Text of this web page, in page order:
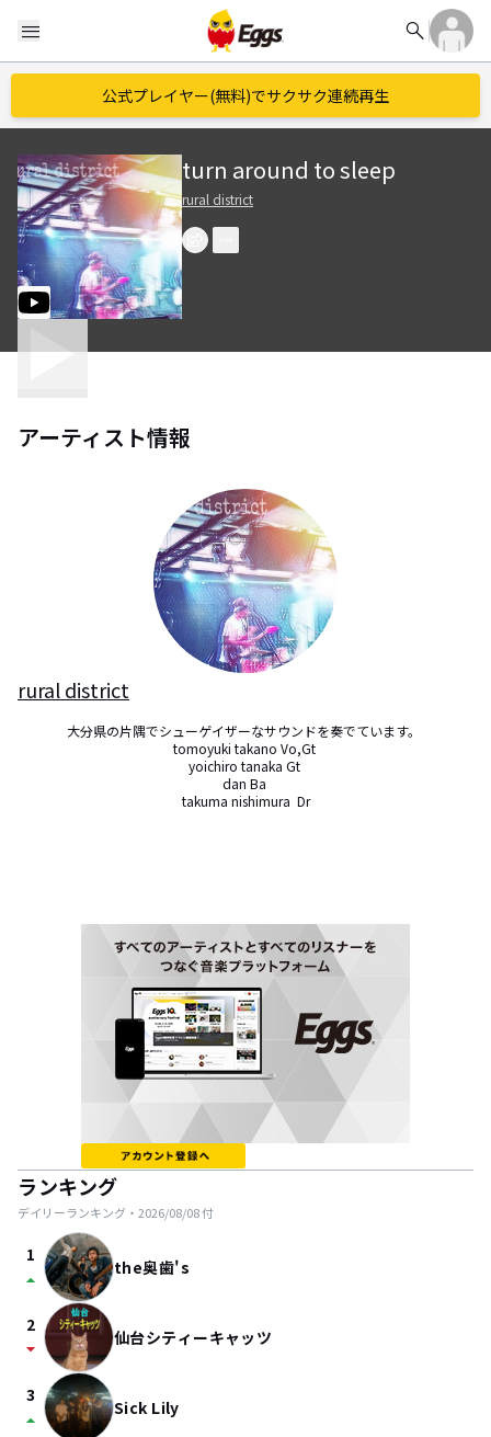
menu search
公式プレイヤー(無料)でサクサク連続再生
turn around to sleep
rural district
アーティスト情報
rural district
大分県の片隅でシューゲイザーなサウンドを奏でています。
tomoyuki takano Vo,Gt
yoichiro tanaka Gt
dan Ba
takuma nishimura  Dr
ランキング
デイリーランキング・ 2026/08/08付
1
arrow_drop_up the奥歯's
2
arrow_drop_down 仙台シティーキャッツ
3
arrow_drop_up Sick Lily